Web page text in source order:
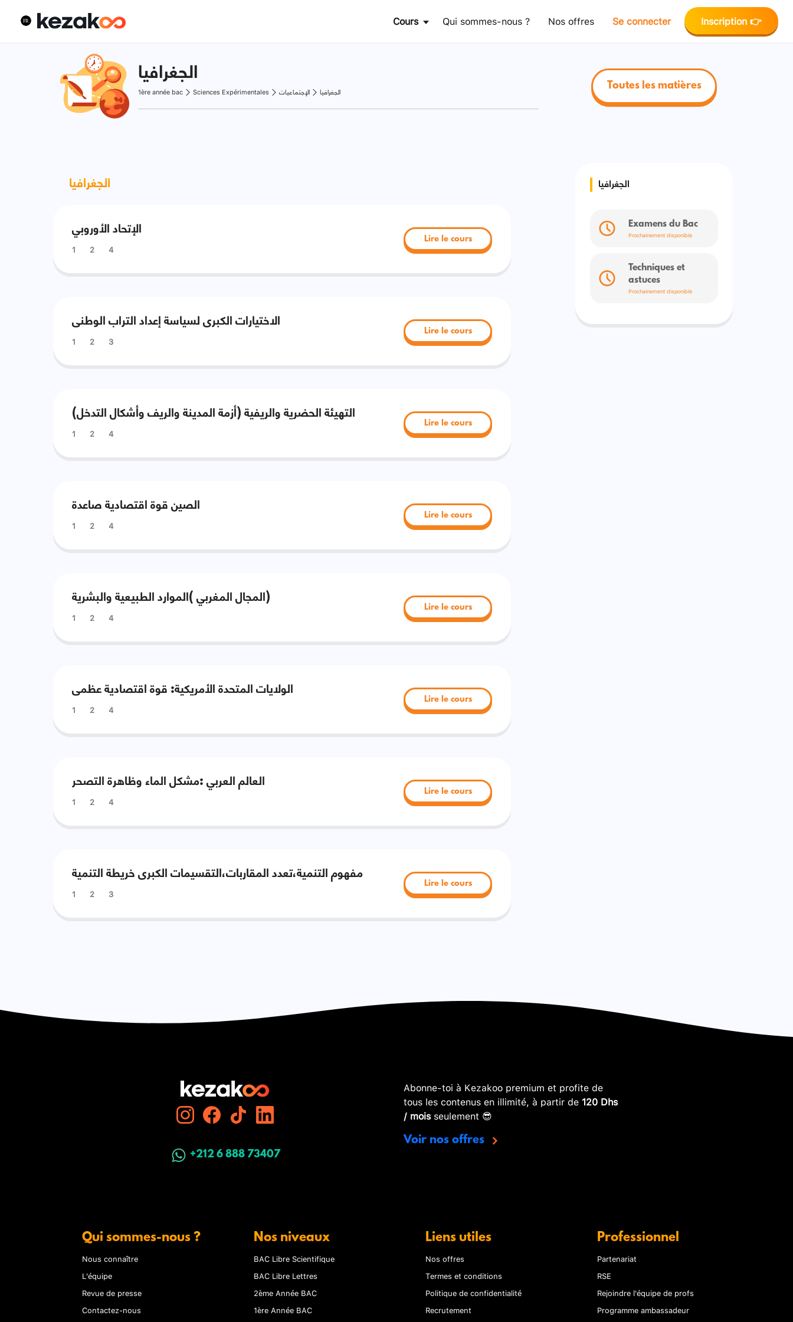
Cours Qui sommes-nous ? Nos offres Se connecter Inscription 👉
الجغرافيا
1ère année bac Sciences Expérimentales الإجتماعيات الجغرافيا Toutes les matières
الجغرافيا
الإتحاد الأوروبي
1 2 4
Lire le cours
الاختيارات الكبرى لسياسة إعداد التراب الوطنى
1 2 3
Lire le cours
التهيئة الحضرية والريفية (أزمة المدينة والريف وأشكال التدخل)
1 2 4
Lire le cours
الصين قوة اقتصادية صاعدة
1 2 4
Lire le cours
المجال المغربي )الموارد الطبيعية والبشرية)
1 2 4
Lire le cours
الولايات المتحدة الأمريكية: قوة اقتصادية عظمى
1 2 4
Lire le cours
العالم العربي :مشكل الماء وظاهرة التصحر
1 2 4
Lire le cours
مفهوم التنمية،تعدد المقاربات،التقسيمات الكبرى خريطة التنمية
1 2 3
Lire le cours
الجغرافيا
Examens du Bac
Prochainement disponible
Techniques et
astuces
Prochainement disponible
+212 6 888 73407
Abonne-toi à Kezakoo premium et profite de
tous les contenus en illimité, à partir de 120 Dhs
/ moisseulement 😎
Voir nos offres
Qui sommes-nous ?
Nous connaître
L'équipe
Revue de presse
Contactez-nous
Nos niveaux
BAC Libre Scientifique
BAC Libre Lettres
2ème Année BAC
1ère Année BAC
Liens utiles
Nos offres
Termes et conditions
Politique de confidentialité
Recrutement
Professionnel
Partenariat
RSE
Rejoindre l'équipe de profs
Programme ambassadeur